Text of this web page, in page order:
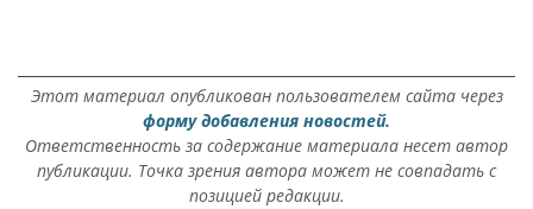
Этот материал опубликован пользователем сайта через
форму добавления новостей.
Ответственность за содержание материала несет автор
публикации. Точка зрения автора может не совпадать с
позицией редакции.